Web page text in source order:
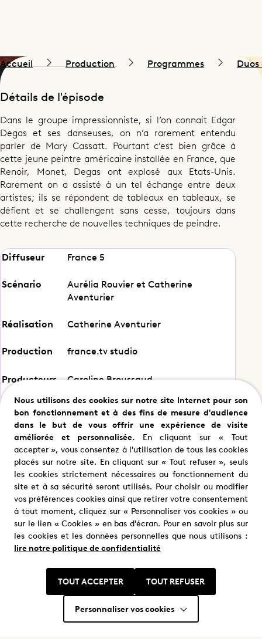
Edgar Degas, Mary Cassatt, les
enfants terribles de
l’impressionnisme
Partager cet épisode
Accueil Production Programmes Duos
Détails de l'épisode
Dans le groupe impressionniste, si l’on connait Edgar
Degas et ses danseuses, on n’a rarement entendu
parler de Mary Cassatt. Pourtant c’est bien grâce à
cette jeune peintre américaine installée en France, que
Renoir, Monet, Degas ont explosé aux Etats-Unis.
Rarement on a assisté à un tel échange entre deux
artistes; ils se répondent de tableaux en tableaux, se
défient et se challengent sans cesse, toujours dans
cette recherche de nouvelles techniques de peindre.
Diffuseur France 5
Scénario
Aurélia Rouvier et Catherine
Aventurier
Réalisation Catherine Aventurier
Production france.tv studio
Producteurs Caroline Broussaud
Nous trouver
Où nous trouver ?
Nous utilisons des cookies sur notre site Internet pour son
bon fonctionnement et à des fins de mesure d'audience
dans le but de vous offrir une expérience de visite
améliorée et personnalisée.En cliquant sur « Tout
accepter », vous consentez à l'utilisation de tous les cookies
placés sur notre site. En cliquant sur « Tout refuser », seuls
les cookies strictement nécessaires au fonctionnement du
site et à sa sécurité seront utilisés. Pour choisir ou modifier
vos préférences cookies ainsi que retirer votre consentement
à tout moment, cliquez sur « Personnaliser vos cookies » ou
sur le lien « Cookies » en bas d'écran. Pour en savoir plus sur
les cookies et les données personnelles que nous utilisons :
lire notre politique de confidentialité
TOUT ACCEPTER TOUT REFUSER
Personnaliser vos cookies